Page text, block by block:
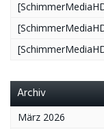
Archiv
März 2026